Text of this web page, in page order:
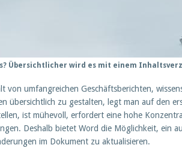
Übersichtlicher wird es mit einem
von umfangreichen Geschäftsberichten,
übersichtlich zu gestalten, legt man auf den
ist mühevoll, erfordert eine hohe
Deshalb bietet Word die Möglichkeit, ein
im Dokument zu aktualisieren.